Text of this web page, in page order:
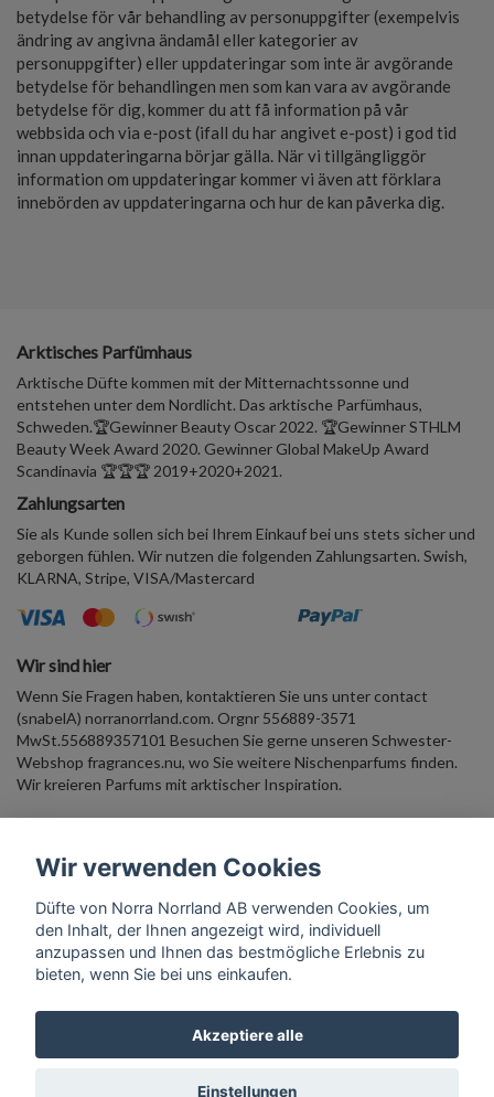
betydelse för vår behandling av personuppgifter (exempelvis
ändring av angivna ändamål eller kategorier av
personuppgifter) eller uppdateringar som inte är avgörande
betydelse för behandlingen men som kan vara av avgörande
betydelse för dig, kommer du att få information på vår
webbsida och via e-post (ifall du har angivet e-post) i god tid
innan uppdateringarna börjar gälla. När vi tillgängliggör
information om uppdateringar kommer vi även att förklara
innebörden av uppdateringarna och hur de kan påverka dig.
Arktisches Parfümhaus
Arktische Düfte kommen mit der Mitternachtssonne und
entstehen unter dem Nordlicht. Das arktische Parfümhaus,
Schweden.🏆Gewinner Beauty Oscar 2022. 🏆Gewinner STHLM
Beauty Week Award 2020. Gewinner Global MakeUp Award
Scandinavia 🏆🏆🏆 2019+2020+2021.
Zahlungsarten
Sie als Kunde sollen sich bei Ihrem Einkauf bei uns stets sicher und
geborgen fühlen. Wir nutzen die folgenden Zahlungsarten. Swish,
KLARNA, Stripe, VISA/Mastercard
Wir sind hier
Wenn Sie Fragen haben, kontaktieren Sie uns unter contact
(snabelA) norranorrland.com. Orgnr 556889-3571
MwSt.556889357101 Besuchen Sie gerne unseren Schwester-
Webshop fragrances.nu, wo Sie weitere Nischenparfums finden.
Wir kreieren Parfums mit arktischer Inspiration.
Duftender Newsletter Geben Sie Ihre E-Mail-Adresse ein und
erhalten Sie 10 % Rabatt auf einen Willkommenskauf. Begleiten Sie
uns in die arktische Parfümwelt!
Wir verwenden Cookies
Düfte von Norra Norrland AB verwenden Cookies, um
den Inhalt, der Ihnen angezeigt wird, individuell
anzupassen und Ihnen das bestmögliche Erlebnis zu
bieten, wenn Sie bei uns einkaufen.
Akzeptiere alle
Einstellungen